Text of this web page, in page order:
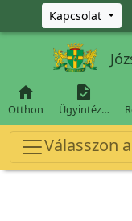
Ugrás a fő tartalomra
Kapcsolat

Otthon

Ügyintéz…
Válasszon